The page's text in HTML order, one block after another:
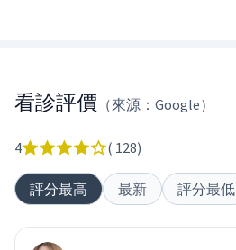
看診評價 （來源：Google）
4 ( 128)
評分最高 最新 評分最低